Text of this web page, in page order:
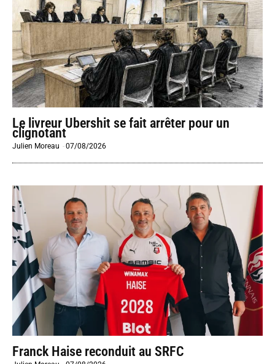
Le livreur Ubershit se fait arrêter pour un
clignotant
Julien Moreau -07/08/2026
Franck Haise reconduit au SRFC